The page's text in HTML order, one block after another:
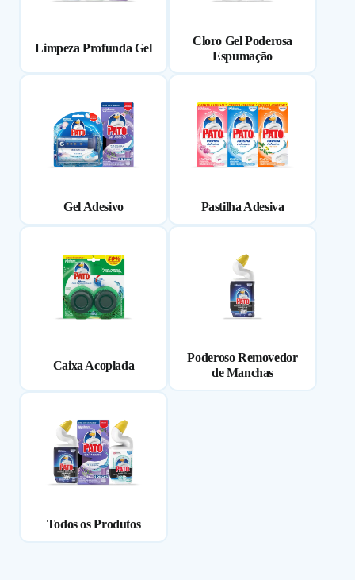
Limpeza Profunda Gel
Cloro Gel Poderosa
Espumaçāo
Gel Adesivo Pastilha Adesiva
Caixa Acoplada
Poderoso Removedor
de Manchas
Todos os Produtos